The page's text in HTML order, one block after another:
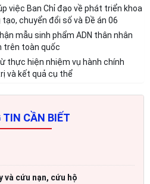
việc Ban Chỉ đạo về phát triển khoa
chuyển đổi số và Đề án 06
mẫu sinh phẩm ADN thân nhân
trên toàn quốc
thực hiện nhiệm vụ hành chính
và kết quả cụ thể
TIN CẦN BIẾT
và cứu nạn, cứu hộ